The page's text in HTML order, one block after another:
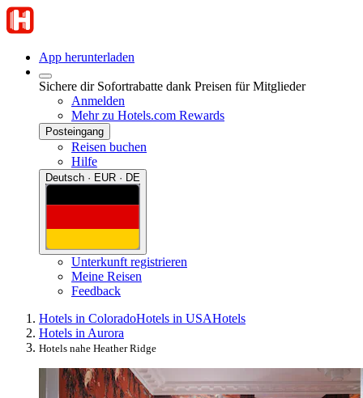
App herunterladen
Sichere dir Sofortrabatte dank Preisen für Mitglieder
Anmelden
Mehr zu Hotels.com Rewards
Posteingang
Reisen buchen
Hilfe
Deutsch · EUR · DE
Unterkunft registrieren
Meine Reisen
Feedback
Hotels in ColoradoHotels in USAHotels
Hotels in Aurora
Hotels nahe Heather Ridge